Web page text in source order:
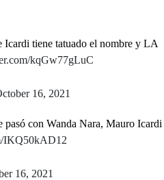
Icardi tiene tatuado el nombre y LA
kqGw77gLuC
16, 2021
con Wanda Nara, Mauro Icardi
IKQ50kAD12
16, 2021